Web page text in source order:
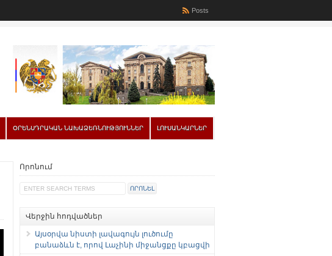
Posts
ՕՐԵՆՍԴՐԱԿԱՆ ՆԱԽԱՁԵՌՆՈՒԹՅՈՒՆՆԵՐ ԼՈՒՍԱՆԿԱՐՆԵՐ
Որոնում
Վերջին հոդվածներ
Այսօրվա նիստի լավագույն լուծումը
բանաձևն է, որով Լաչինի միջանցքը կբացվի